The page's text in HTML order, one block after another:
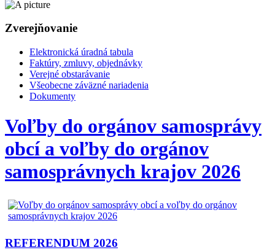
Zverejňovanie
Elektronická úradná tabula
Faktúry, zmluvy, objednávky
Verejné obstarávanie
Všeobecne záväzné nariadenia
Dokumenty
Voľby do orgánov samosprávy
obcí a voľby do orgánov
samosprávnych krajov 2026
REFERENDUM 2026